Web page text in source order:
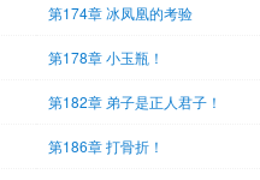
第174章 冰凤凰的考验
第178章 小玉瓶！
第182章 弟子是正人君子！
第186章 打骨折！